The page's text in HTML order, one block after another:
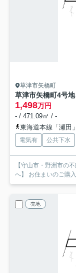
草津市矢橋町
草津市矢橋町4号
1,498万円
- / 471.09㎡ / -
東海道本線「瀬田
電気有 公共下水
【守山市・野洲市の
へ】 お住まいのご購
売地